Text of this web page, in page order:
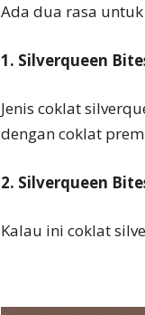
Ada dua rasa
1. Silverqueen
Jenis coklat
dengan coklat
2. Silverqueen
Kalau ini coklat